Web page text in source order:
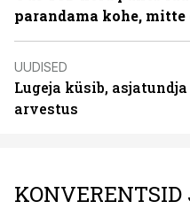
parandama kohe, mitte
UUDISED
Lugeja küsib,
arvestus